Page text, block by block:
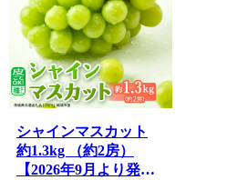
シャインマスカット
約1.3kg （約2房）
【2026年9月より発送